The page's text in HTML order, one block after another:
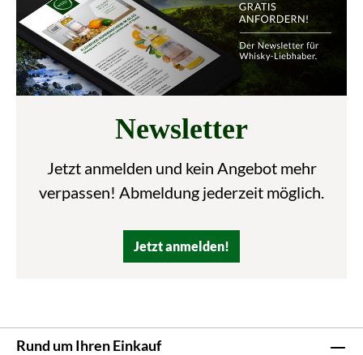
Newsletter
Jetzt anmelden und kein Angebot mehr
verpassen! Abmeldung jederzeit möglich.
Jetzt anmelden!
Rund um Ihren Einkauf